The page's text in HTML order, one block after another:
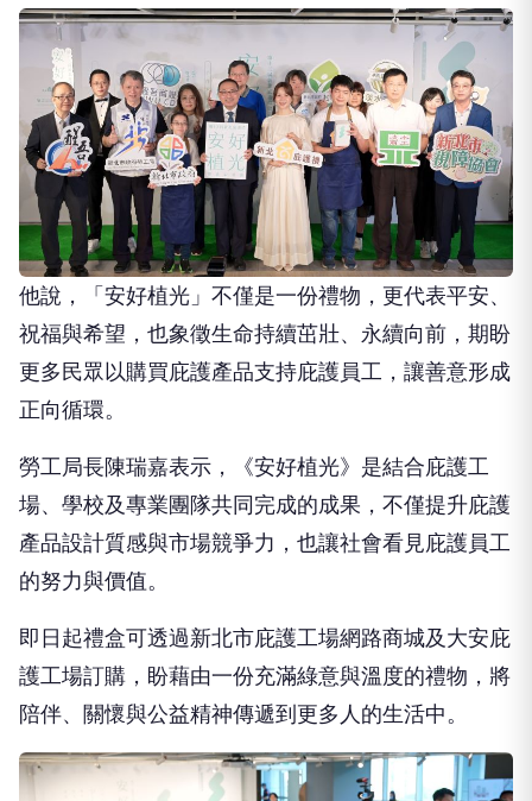
他說，「安好植光」不僅是一份禮物，更代表平安、
祝福與希望，也象徵生命持續茁壯、永續向前，期盼
更多民眾以購買庇護產品支持庇護員工，讓善意形成
正向循環。
勞工局長陳瑞嘉表示，《安好植光》是結合庇護工
場、學校及專業團隊共同完成的成果，不僅提升庇護
產品設計質感與市場競爭力，也讓社會看見庇護員工
的努力與價值。
即日起禮盒可透過新北市庇護工場網路商城及大安庇
護工場訂購，盼藉由一份充滿綠意與溫度的禮物，將
陪伴、關懷與公益精神傳遞到更多人的生活中。